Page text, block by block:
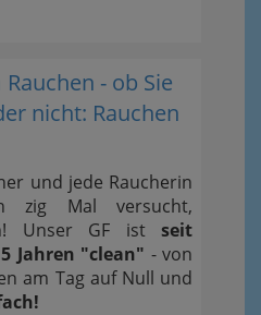
- ob Sie
nicht: Rauchen
und jede Raucherin
zig Mal versucht,
Unser GF ist seit
Jahren "clean" - von
am Tag auf Null und